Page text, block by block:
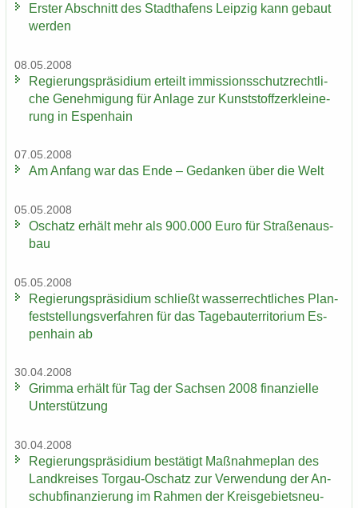
Ers­ter Ab­schnitt des Stadt­ha­fens Leip­zig kann ge­baut
wer­den
08.05.2008
Re­gie­rungs­prä­si­di­um er­teilt im­mis­si­ons­schutz­recht­li­
che Ge­neh­mi­gung für An­la­ge zur Kunst­stoff­zer­klei­ne­
rung in Es­pen­hain
07.05.2008
Am An­fang war das Ende – Ge­dan­ken über die Welt
05.05.2008
Oschatz er­hält mehr als 900.000 Euro für Stra­ßen­aus­
bau
05.05.2008
Re­gie­rungs­prä­si­di­um schließt was­ser­recht­li­ches Plan­
fest­stel­lungs­ver­fah­ren für das Ta­ge­bau­ter­ri­to­ri­um Es­
pen­hain ab
30.04.2008
Grim­ma er­hält für Tag der Sach­sen 2008 fi­nan­zi­el­le
Un­ter­stüt­zung
30.04.2008
Re­gie­rungs­prä­si­di­um be­stä­tigt Maß­nah­me­plan des
Land­krei­ses Torgau-​Oschatz zur Ver­wen­dung der An­
schub­fi­nan­zie­rung im Rah­men der Kreis­ge­biets­neu­